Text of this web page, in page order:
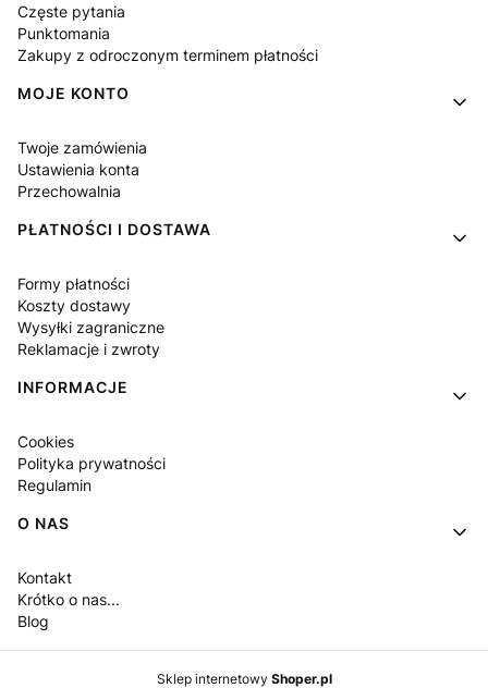
Częste pytania
Punktomania
Zakupy z odroczonym terminem płatności
MOJE KONTO
Twoje zamówienia
Ustawienia konta
Przechowalnia
PŁATNOŚCI I DOSTAWA
Formy płatności
Koszty dostawy
Wysyłki zagraniczne
Reklamacje i zwroty
INFORMACJE
Cookies
Polityka prywatności
Regulamin
O NAS
Kontakt
Krótko o nas...
Blog
Sklep internetowy Shoper.pl